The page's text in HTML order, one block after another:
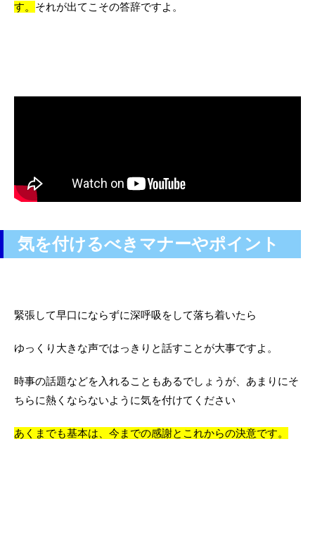
す。 それが出てこその答辞ですよ。
気を付けるべきマナーやポイント
緊張して早口にならずに深呼吸をして落ち着いたら
ゆっくり大きな声ではっきりと話すことが大事ですよ。
時事の話題などを入れることもあるでしょうが、あまりにそ
ちらに熱くならないように気を付けてください
あくまでも基本は、今までの感謝とこれからの決意です。